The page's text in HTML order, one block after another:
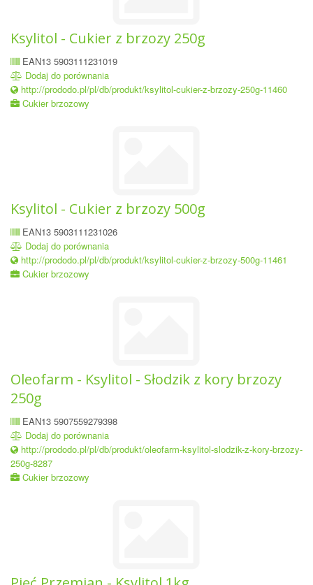
Ksylitol - Cukier z brzozy 250g
EAN13 5903111231019
Dodaj do porównania
http://prododo.pl/pl/db/produkt/ksylitol-cukier-z-brzozy-250g-11460
Cukier brzozowy
Ksylitol - Cukier z brzozy 500g
EAN13 5903111231026
Dodaj do porównania
http://prododo.pl/pl/db/produkt/ksylitol-cukier-z-brzozy-500g-11461
Cukier brzozowy
Oleofarm - Ksylitol - Słodzik z kory brzozy
250g
EAN13 5907559279398
Dodaj do porównania
http://prododo.pl/pl/db/produkt/oleofarm-ksylitol-slodzik-z-kory-brzozy-
250g-8287
Cukier brzozowy